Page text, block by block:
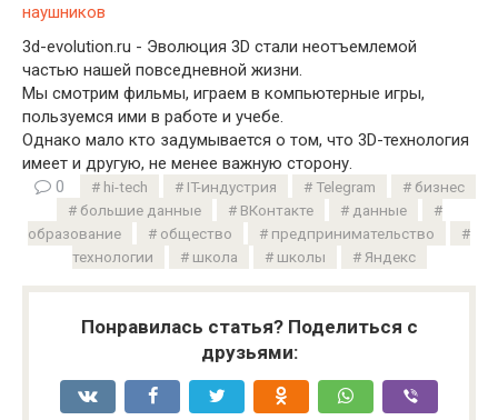
наушников
3d-evolution.ru - Эволюция 3D стали неотъемлемой
частью нашей повседневной жизни.
Мы смотрим фильмы, играем в компьютерные игры,
пользуемся ими в работе и учебе.
Однако мало кто задумывается о том, что 3D-технология
имеет и другую, не менее важную сторону.
0
hi-tech IT-индустрия Telegram
бизнес
большие данные
ВКонтакте
данные
образование
общество
предпринимательство
технологии
школа школы Яндекс
Понравилась статья? Поделиться с
друзьями: